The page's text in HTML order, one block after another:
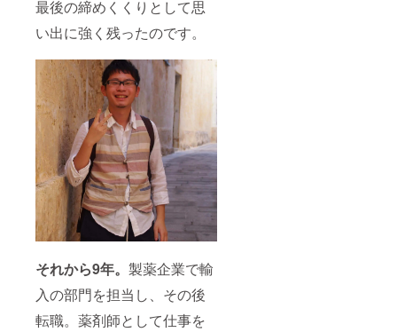
最後の締めくくりとして思
い出に強く残ったのです。
それから9年。 製薬企業で輸
入の部門を担当し、その後
転職。薬剤師として仕事を